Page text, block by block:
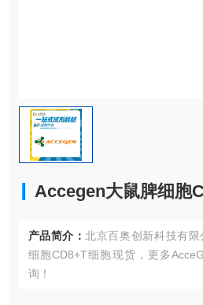
Accegen大鼠脾细胞
产品简介： 北京百奥创新科技有
细胞CD8+T细胞现货，更多
询！